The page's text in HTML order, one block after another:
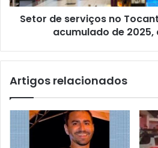
Setor de serviços no
acumulado de 2025,
Artigos relacionados